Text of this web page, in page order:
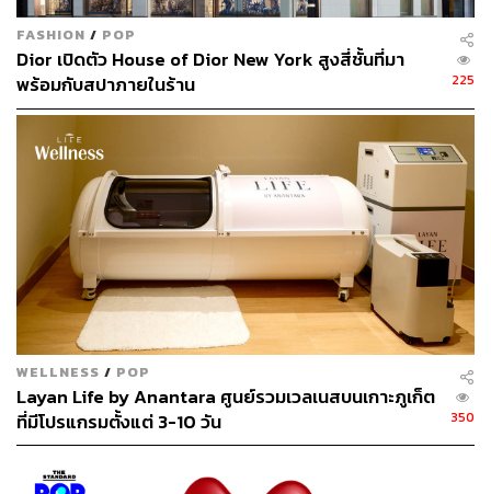
มะขามช่วยในการผลัดเซลล์ผิวเพื่อเปิดผิวให้พร้อมบำรุงใน
ขั้นตอนต่อไปมะพร้าว
กลิ่นหอมเย้ายวนชวนให้โหยขนมไทย
มีเม็ดสครับใหญ่ที่สุดแต่ไม่บาดผิว เหมาะกับการเติมความชุ่ม
ชื่นให้ผิว และซากุระ เนื้อสัมผัสแบบเชียบัตเตอร์ มีเม็ดสครับ
เยอะที่สุด ตอบโจทย์คนที่ต้องการให้ผิวกระจ่างใส
FASHION / POP
Dior เปิดตัว House of Dior New York สูงสี่ชั้นที่มา
พร้อมกับสปาภายในร้าน
225
WELLNESS / POP
Layan Life by Anantara ศูนย์รวมเวลเนสบนเกาะภูเก็ต
ที่มีโปรแกรมตั้งแต่ 3-10 วัน
350